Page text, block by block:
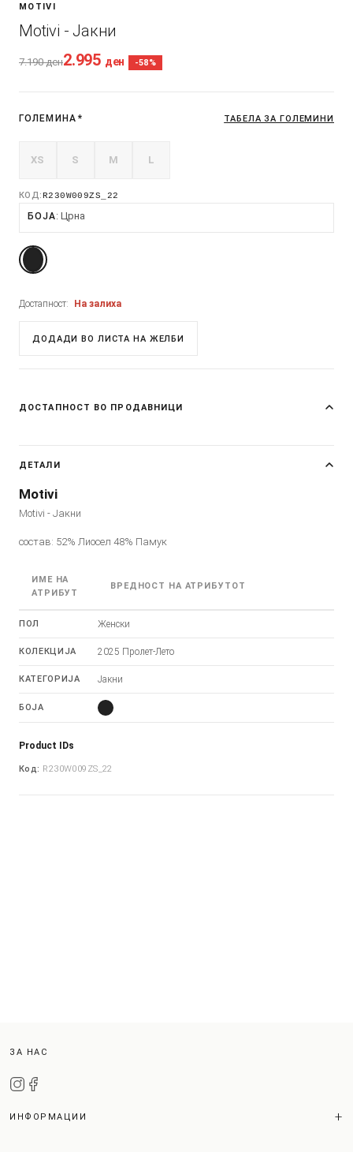
MOTIVI
Motivi - Јакни
7.190ден2.995 ден -58%
ГОЛЕМИНА * ТАБЕЛА ЗА ГОЛЕМИНИ
XS S M L
КОД: R230W009ZS_22
БОЈА Црна
Достапност: На залиха
ДОДАДИ ВО ЛИСТА НА ЖЕЛБИ
ДОСТАПНОСТ ВО ПРОДАВНИЦИ
ДЕТАЛИ
Motivi
Motivi - Јакни
состав: 52% Лиосел 48% Памук
ИМЕ НА
АТРИБУТ
ВРЕДНОСТ НА АТРИБУТОТ
ПОЛ Женски
КОЛЕКЦИЈА 2025 Пролет-Лето
КАТЕГОРИЈА Јакни
БОЈА
Product IDs
Код: R230W009ZS_22
ЗА НАС
ИНФОРМАЦИИ